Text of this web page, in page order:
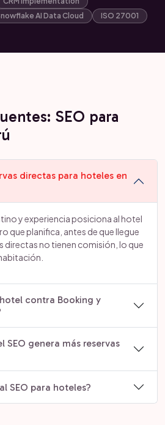
AI Data Cloud ISO 27001
SEO para
directas para hoteles en
y experiencia posiciona al hotel
que planifica, antes de que llegue
directas no tienen comisión, lo que
contra Booking y
SEO genera más reservas
SEO para hoteles?